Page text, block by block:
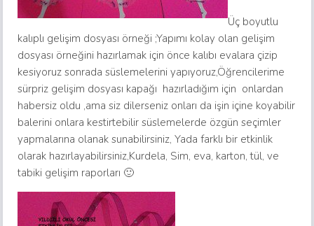
Üç boyutlu
kalıplı gelişim dosyası örneği ;Yapımı kolay olan gelişim
dosyası örneğini hazırlamak için önce kalıbı evalara çizip
kesiyoruz sonrada süslemelerini yapıyoruz,Öğrencilerime
sürpriz gelişim dosyası kapağı hazırladığım için onlardan
habersiz oldu ,ama siz dilerseniz onları da işin içine koyabilir
balerini onlara kestirtebilir süslemelerde özgün seçimler
yapmalarına olanak sunabilirsiniz, Yada farklı bir etkinlik
olarak hazırlayabilirsiniz,Kurdela, Sim, eva, karton, tül, ve
tabiki gelişim raporları 🙂